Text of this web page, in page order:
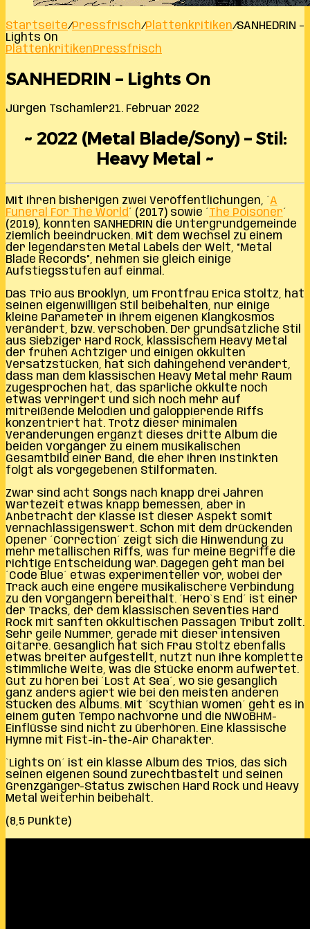
Startseite/Pressfrisch/Plattenkritiken/SANHEDRIN –
Lights On
PlattenkritikenPressfrisch
SANHEDRIN – Lights On
Jürgen Tschamler21. Februar 2022
~ 2022 (Metal Blade/Sony) – Stil:
Heavy Metal ~
Mit ihren bisherigen zwei Veröffentlichungen, ´A
Funeral For The World´ (2017) sowie ´The Poisoner´
(2019), konnten SANHEDRIN die Untergrundgemeinde
ziemlich beeindrucken. Mit dem Wechsel zu einem
der legendärsten Metal Labels der Welt, “Metal
Blade Records”, nehmen sie gleich einige
Aufstiegsstufen auf einmal.
Das Trio aus Brooklyn, um Frontfrau Erica Stoltz, hat
seinen eigenwilligen Stil beibehalten, nur einige
kleine Parameter in ihrem eigenen Klangkosmos
verändert, bzw. verschoben. Der grundsätzliche Stil
aus Siebziger Hard Rock, klassischem Heavy Metal
der frühen Achtziger und einigen okkulten
Versatzstücken, hat sich dahingehend verändert,
dass man dem klassischen Heavy Metal mehr Raum
zugesprochen hat, das spärliche okkulte noch
etwas verringert und sich noch mehr auf
mitreißende Melodien und galoppierende Riffs
konzentriert hat. Trotz dieser minimalen
Veränderungen ergänzt dieses dritte Album die
beiden Vorgänger zu einem musikalischen
Gesamtbild einer Band, die eher ihren Instinkten
folgt als vorgegebenen Stilformaten.
Zwar sind acht Songs nach knapp drei Jahren
Wartezeit etwas knapp bemessen, aber in
Anbetracht der Klasse ist dieser Aspekt somit
vernachlässigenswert. Schon mit dem drückenden
Opener ´Correction´ zeigt sich die Hinwendung zu
mehr metallischen Riffs, was für meine Begriffe die
richtige Entscheidung war. Dagegen geht man bei
´Code Blue´ etwas experimenteller vor, wobei der
Track auch eine engere musikalischere Verbindung
zu den Vorgängern bereithält. ´Hero`s End´ ist einer
der Tracks, der dem klassischen Seventies Hard
Rock mit sanften okkultischen Passagen Tribut zollt.
Sehr geile Nummer, gerade mit dieser intensiven
Gitarre. Gesanglich hat sich Frau Stoltz ebenfalls
etwas breiter aufgestellt, nutzt nun ihre komplette
stimmliche Weite, was die Stücke enorm aufwertet.
Gut zu hören bei ´Lost At Sea´, wo sie gesanglich
ganz anders agiert wie bei den meisten anderen
Stücken des Albums. Mit ´Scythian Women´ geht es in
einem guten Tempo nachvorne und die NWoBHM-
Einflüsse sind nicht zu überhören. Eine klassische
Hymne mit Fist-in-the-Air Charakter.
`Lights On´ ist ein klasse Album des Trios, das sich
seinen eigenen Sound zurechtbastelt und seinen
Grenzgänger-Status zwischen Hard Rock und Heavy
Metal weiterhin beibehält.
(8,5 Punkte)